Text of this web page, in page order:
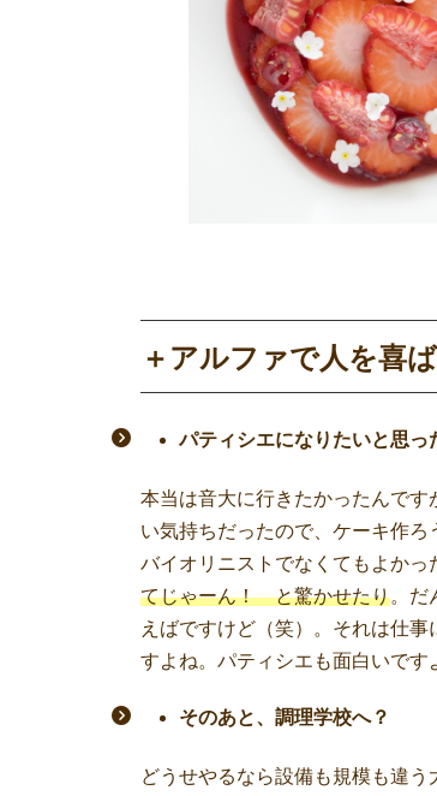
＋アルファで人を喜
パティシエになりたいと思っ
本当は音大に行きたかったんで
い気持ちだったので、ケーキ作
バイオリニストでなくてもよかっ
てじゃーん！ と驚かせたり。だ
えばですけど（笑）。それは仕
すよね。パティシエも面白いです
そのあと、調理学校へ？
どうせやるなら設備も規模も違